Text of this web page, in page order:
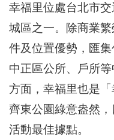
北
市
區
里
界
說
臺
北
市
鄰
幸福里位處台北市
城區之一。除商業
件及位置優勢，匯
中正區公所、戶所
方面，幸福里也是
齊東公園綠意盎然
活動最佳據點。